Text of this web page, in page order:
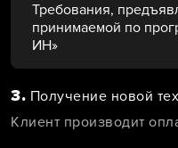
Требования,
принимаемой по
ИН»
3. Получение новой
Клиент производит